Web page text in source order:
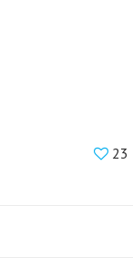
23